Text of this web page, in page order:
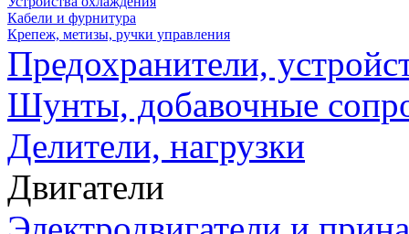
Кабели и фурнитура
Крепеж, метизы, ручки управления
Предохранители,
Шунты, добавочные
Делители, нагрузки
Двигатели